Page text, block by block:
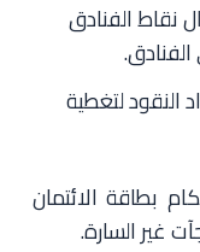
نقاط الفنادق
النقود لتغطية
بطاقة الائتمان
غير السارة.